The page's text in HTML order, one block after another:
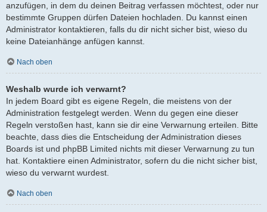
anzufügen, in dem du deinen Beitrag verfassen möchtest, oder nur
bestimmte Gruppen dürfen Dateien hochladen. Du kannst einen
Administrator kontaktieren, falls du dir nicht sicher bist, wieso du
keine Dateianhänge anfügen kannst.
Nach oben
Weshalb wurde ich verwarnt?
In jedem Board gibt es eigene Regeln, die meistens von der
Administration festgelegt werden. Wenn du gegen eine dieser
Regeln verstoßen hast, kann sie dir eine Verwarnung erteilen. Bitte
beachte, dass dies die Entscheidung der Administration dieses
Boards ist und phpBB Limited nichts mit dieser Verwarnung zu tun
hat. Kontaktiere einen Administrator, sofern du die nicht sicher bist,
wieso du verwarnt wurdest.
Nach oben